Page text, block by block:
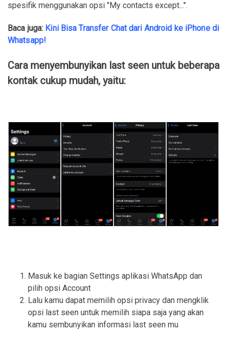
spesifik menggunakan opsi "My contacts except...".
Baca juga: Kini Bisa Transfer Chat dari Android ke iPhone di
Whatsapp!
Cara menyembunyikan last seen untuk beberapa
kontak cukup mudah, yaitu:
Masuk ke bagian Settings aplikasi WhatsApp dan
pilih opsi Account
Lalu kamu dapat memilih opsi privacy dan mengklik
opsi last seen untuk memilih siapa saja yang akan
kamu sembunyikan informasi last seen mu